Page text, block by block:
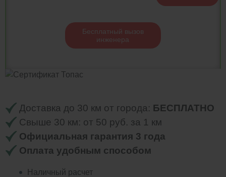
Бесплатный вызов
инженера
Доставка до 30 км от города: БЕСПЛАТНО
Свыше 30 км: от 50 руб. за 1 км
Официальная гарантия 3 года
Оплата удобным способом
Наличный расчет